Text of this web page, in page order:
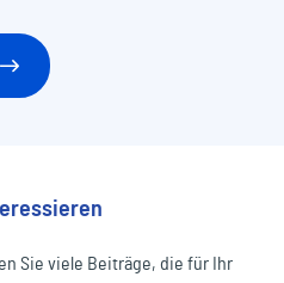
Sie viele Beiträge, die für Ihr